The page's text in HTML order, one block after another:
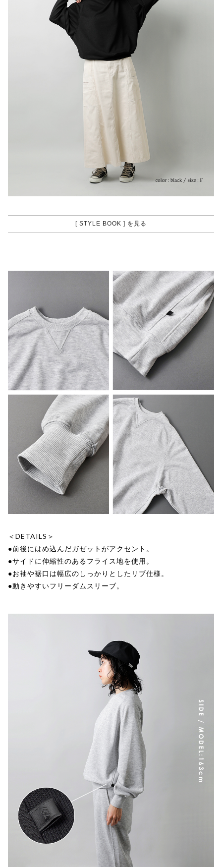
[ STYLE BOOK ] を見る
＜DETAILS＞
●前後にはめ込んだガゼットがアクセント。
●サイドに伸縮性のあるフライス地を使用。
●お袖や裾口は幅広のしっかりとしたリブ仕様。
●動きやすいフリーダムスリーブ。